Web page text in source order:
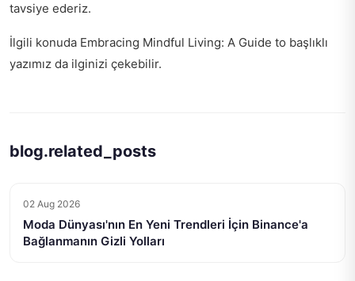
tavsiye ederiz.
İlgili konuda Embracing Mindful Living: A Guide to başlıklı
yazımız da ilginizi çekebilir.
blog.related_posts
02 Aug 2026
Moda Dünyası'nın En Yeni Trendleri İçin Binance'a
Bağlanmanın Gizli Yolları